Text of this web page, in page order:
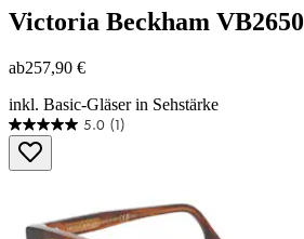
Victoria Beckham VB2650
ab257,90 €
inkl. Basic-Gläser in Sehstärke
5.0 (1)
5.0
von
5
Bewertung